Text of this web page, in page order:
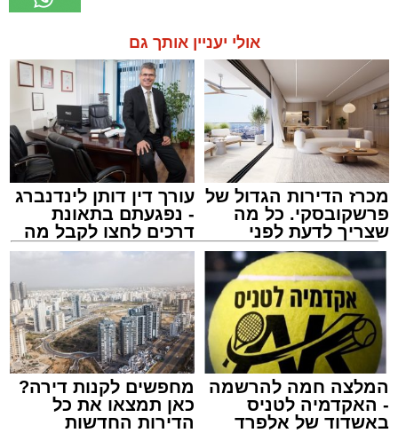
אולי יעניין אותך גם
מכרז הדירות הגדול של
פרשקובסקי. כל מה
שצריך לדעת לפני
שמגישים הצעה לדירה
באשדוד
עורך דין דותן לינדנברג
- נפגעתם בתאונת
דרכים לחצו לקבל מה
שמגיע לכם
המלצה חמה להרשמה
- האקדמיה לטניס
באשדוד של אלפרד
מחפשים לקנות דירה?
כאן תמצאו את כל
הדירות החדשות